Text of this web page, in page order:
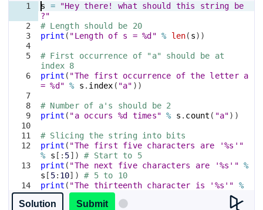
1
2
3
4
5
6
7
8
9
10
11
12
13
14
s =
"Hey there! what should this string be
?"
# Length should be 20
print ( "Length of s = %d" % len( s))
# First occurrence of "a" should be at
index 8
print ( "The first occurrence of the letter a
= %d" % s . index ( "a" ))
# Number of a's should be 2
print ( "a occurs %d times" % s . count ( "a"))
# Slicing the string into bits
print ( "The first five characters are '%s'"
%
s [ : 5])
# Start to 5
print ( "The next five characters are '%s'" %
s [ 5: 10])
# 5 to 10
print ( "The thirteenth character is '%s'"
%
s[12]) # Just number 12
Solution Submit